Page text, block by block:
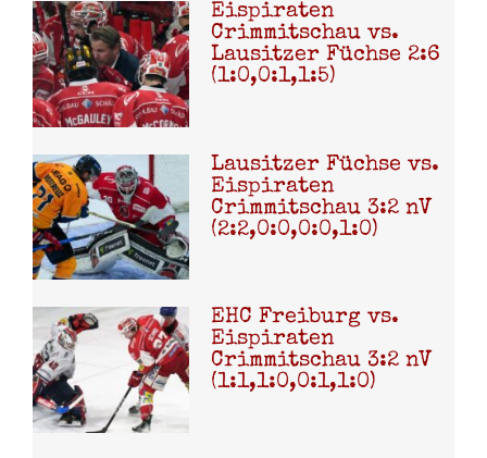
Eispiraten
Crimmitschau vs.
Lausitzer Füchse 2:6
(1:0,0:1,1:5)
Lausitzer Füchse vs.
Eispiraten
Crimmitschau 3:2 nV
(2:2,0:0,0:0,1:0)
EHC Freiburg vs.
Eispiraten
Crimmitschau 3:2 nV
(1:1,1:0,0:1,1:0)